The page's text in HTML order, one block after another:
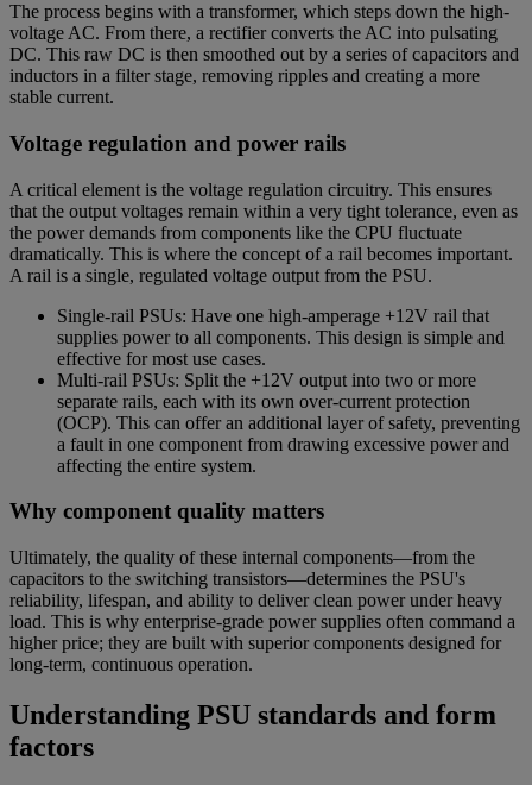
The process begins with a transformer, which steps down the high-
voltage AC. From there, a rectifier converts the AC into pulsating
DC. This raw DC is then smoothed out by a series of capacitors and
inductors in a filter stage, removing ripples and creating a more
stable current.
Voltage regulation and power rails
A critical element is the voltage regulation circuitry. This ensures
that the output voltages remain within a very tight tolerance, even as
the power demands from components like the CPU fluctuate
dramatically. This is where the concept of a rail becomes important.
A rail is a single, regulated voltage output from the PSU.
Single-rail PSUs: Have one high-amperage +12V rail that
supplies power to all components. This design is simple and
effective for most use cases.
Multi-rail PSUs: Split the +12V output into two or more
separate rails, each with its own over-current protection
(OCP). This can offer an additional layer of safety, preventing
a fault in one component from drawing excessive power and
affecting the entire system.
Why component quality matters
Ultimately, the quality of these internal components—from the
capacitors to the switching transistors—determines the PSU's
reliability, lifespan, and ability to deliver clean power under heavy
load. This is why enterprise-grade power supplies often command a
higher price; they are built with superior components designed for
long-term, continuous operation.
Understanding PSU standards and form
factors